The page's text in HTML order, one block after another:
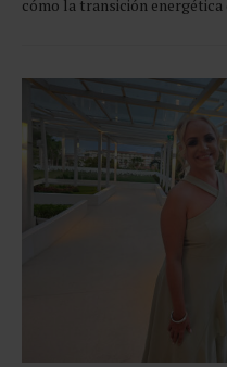
cómo la transición energética